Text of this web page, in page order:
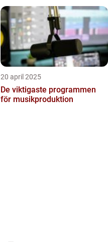
20 april 2025
De viktigaste programmen
för musikproduktion